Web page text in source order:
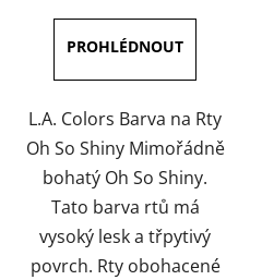
5
hvězdiček.
L.A. Colors Barva na Rty
Oh So Shiny Mimořádně
bohatý Oh So Shiny.
Tato barva rtů má
vysoký lesk a třpytivý
povrch. Rty obohacené